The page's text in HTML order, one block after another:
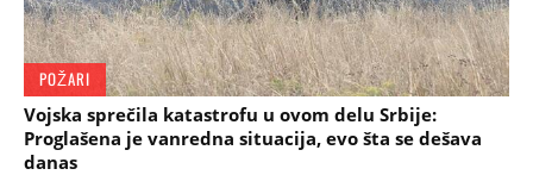
POŽARI
Vojska sprečila katastrofu u ovom delu Srbije:
Proglašena je vanredna situacija, evo šta se dešava
danas